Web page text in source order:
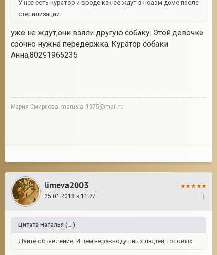
У нее есть куратор и вроде как ее ждут в ноаом доме после
стерилизации.
уже не ждут,они взяли другую собаку. Этой девочке
срочно нужна передержка. Куратор собаки
Анна,80291965235
Мария Смирнова. marusia_1975@mail.ru
limeva2003
25.01.2018 в 11:27
Цитата Наталья ( )
Дайте объявление: Ищем неравнодушных людей, готовых...